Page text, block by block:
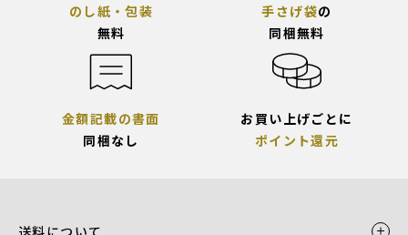
のし紙・包装
無料
手さげ袋の
同梱無料
金額記載の書面
同梱なし
お買い上げごとに
ポイント還元
送料について